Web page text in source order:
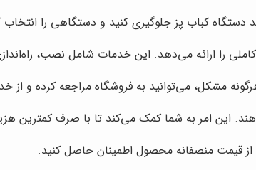
کباب پز جلوگیری کنید و دستگاهی را انتخاب
را ارائه می‌دهد. این خدمات شامل نصب،
مشکل، می‌توانید به فروشگاه مراجعه کرده و
این امر به شما کمک می‌کند تا با صرف کمترین
قیمت منصفانه محصول اطمینان حاصل کنید.